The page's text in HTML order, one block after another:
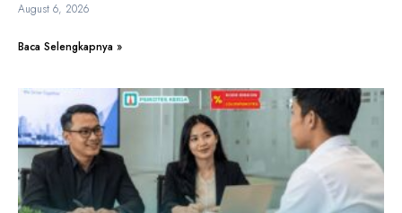
August 6, 2026
Baca Selengkapnya »